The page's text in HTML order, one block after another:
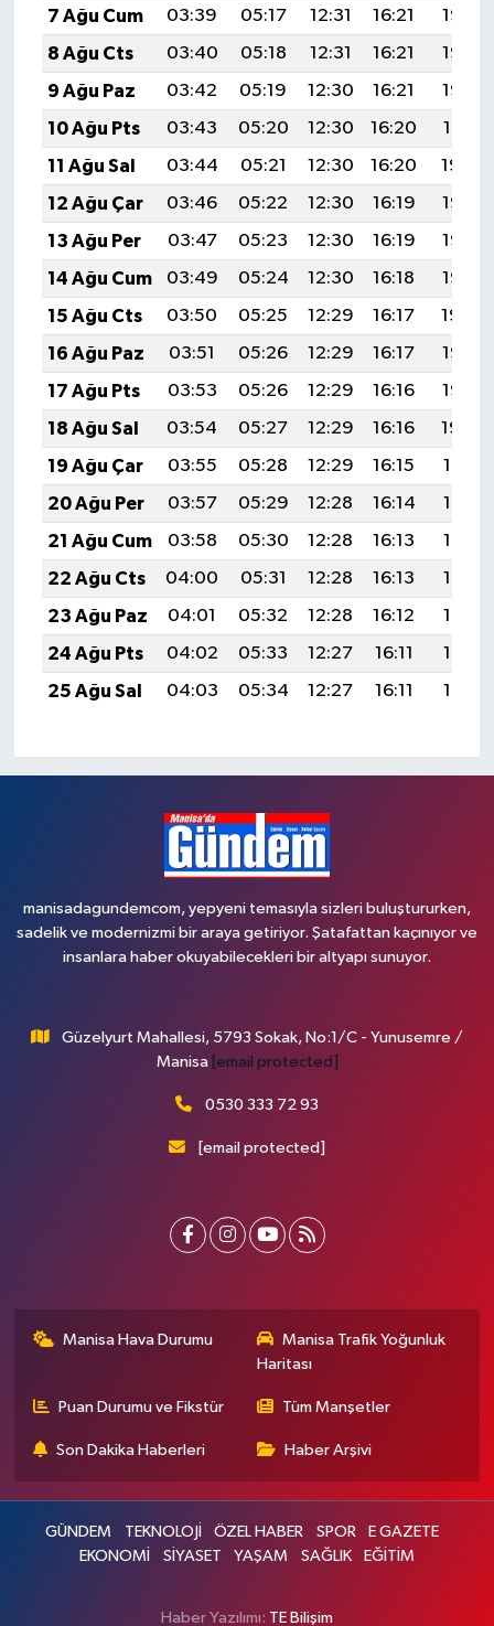
7 Ağu Cum
03:39 05:17 12:31 16:21
19:35
8 Ağu Cts
03:40 05:18 12:31 16:21
19:33
9 Ağu Paz
03:42 05:19 12:30 16:21
19:32
10 Ağu Pts
03:43 05:20 12:30 16:20
19:31
11 Ağu Sal
03:44 05:21 12:30 16:20
19:30
12 Ağu Çar
03:46 05:22 12:30 16:19
19:28
13 Ağu Per
03:47 05:23 12:30 16:19
19:27
14 Ağu Cum
03:49 05:24 12:30 16:18
19:26
15 Ağu Cts
03:50 05:25 12:29 16:17
19:24
16 Ağu Paz
03:51 05:26 12:29 16:17
19:23
17 Ağu Pts
03:53 05:26 12:29 16:16
19:22
18 Ağu Sal
03:54 05:27 12:29 16:16
19:20
19 Ağu Çar
03:55 05:28 12:29 16:15
19:19
20 Ağu Per
03:57 05:29 12:28 16:14
19:18
21 Ağu Cum
03:58 05:30 12:28 16:13
19:16
22 Ağu Cts
04:00 05:31 12:28 16:13
19:15
23 Ağu Paz
04:01 05:32 12:28 16:12
19:13
24 Ağu Pts
04:02 05:33 12:27 16:11
19:12
25 Ağu Sal
04:03 05:34 12:27 16:11 19:10
manisadagundemcom, yepyeni temasıyla sizleri buluştururken,
sadelik ve modernizmi bir araya getiriyor. Şatafattan kaçınıyor ve
insanlara haber okuyabilecekleri bir altyapı sunuyor.
Güzelyurt Mahallesi, 5793 Sokak, No:1/C - Yunusemre /
Manisa [email protected]
0530 333 72 93
[email protected]
Manisa Hava Durumu
Manisa Trafik Yoğunluk
Haritası
Puan Durumu ve Fikstür Tüm Manşetler
Son Dakika Haberleri Haber Arşivi
GÜNDEM TEKNOLOJİ ÖZEL HABER SPOR
E GAZETE
EKONOMİ
SİYASET YAŞAM SAĞLIK EĞİTİM
Haber Yazılımı: TE Bilişim